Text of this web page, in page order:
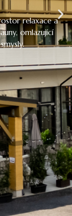
relaxace a
omlazující